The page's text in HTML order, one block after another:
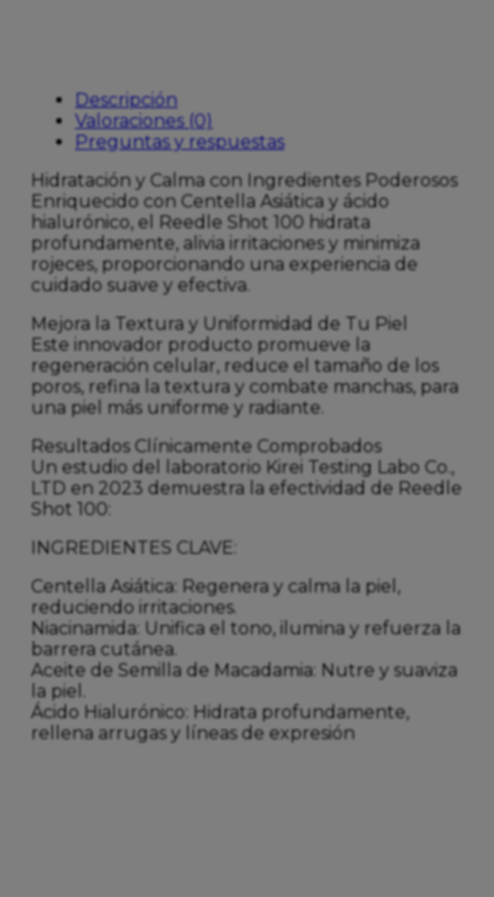
Descripción
Valoraciones (0)
Preguntas y respuestas
Hidratación y Calma con Ingredientes Poderosos
Enriquecido con Centella Asiática y ácido
hialurónico, el Reedle Shot 100 hidrata
profundamente, alivia irritaciones y minimiza
rojeces, proporcionando una experiencia de
cuidado suave y efectiva.
Mejora la Textura y Uniformidad de Tu Piel
Este innovador producto promueve la
regeneración celular, reduce el tamaño de los
poros, refina la textura y combate manchas, para
una piel más uniforme y radiante.
Resultados Clínicamente Comprobados
Un estudio del laboratorio Kirei Testing Labo Co.,
LTD en 2023 demuestra la efectividad de Reedle
Shot 100:
INGREDIENTES CLAVE:
Centella Asiática: Regenera y calma la piel,
reduciendo irritaciones.
Niacinamida: Unifica el tono, ilumina y refuerza la
barrera cutánea.
Aceite de Semilla de Macadamia: Nutre y suaviza
la piel.
Ácido Hialurónico: Hidrata profundamente,
rellena arrugas y líneas de expresión